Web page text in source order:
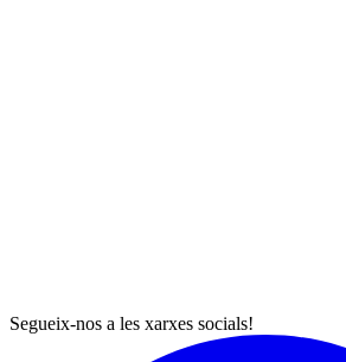
Segueix-nos a les xarxes socials!